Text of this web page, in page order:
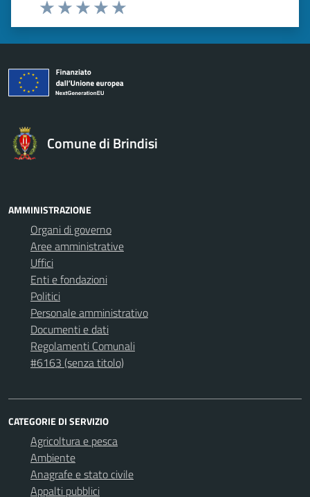
Valuta 5 stelle su 5
Valuta 4 stelle su 5
Valuta 3 stelle su 5
Valuta 2 stelle su 5
Valuta 1 stelle su 5
Comune di Brindisi
AMMINISTRAZIONE
Organi di governo
Aree amministrative
Uffici
Enti e fondazioni
Politici
Personale amministrativo
Documenti e dati
Regolamenti Comunali
#6163 (senza titolo)
CATEGORIE DI SERVIZIO
Agricoltura e pesca
Ambiente
Anagrafe e stato civile
Appalti pubblici